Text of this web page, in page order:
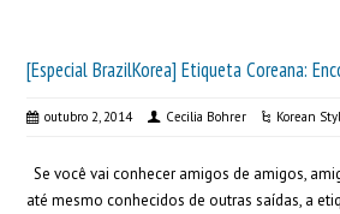
[Especial BrazilKorea] Etiqueta Coreana:
outubro 2, 2014 Cecilia Bohrer Korean
Se você vai conhecer amigos de amigos,
até mesmo conhecidos de outras saídas, a